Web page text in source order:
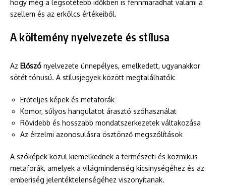
hogy még a legsötétebb időkben is fennmaradhat valami a
szellem és az erkölcs értékeiből.
A költemény nyelvezete és stílusa
Az Előszó nyelvezete ünnepélyes, emelkedett, ugyanakkor
sötét tónusú. A stílusjegyek között megtalálhatók:
Erőteljes képek és metaforák
Komor, súlyos hangulatot árasztó szóhasználat
Rövidebb és hosszabb mondatszerkezetek váltakozása
Az érzelmi azonosulásra ösztönző megszólítások
A szóképek közül kiemelkednek a természeti és kozmikus
metaforák, amelyek a világmindenség kicsinységéhez és az
emberiség jelentéktelenségéhez viszonyítanak.